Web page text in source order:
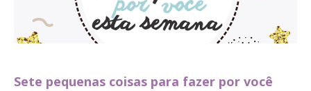
Sete pequenas coisas para fazer por você